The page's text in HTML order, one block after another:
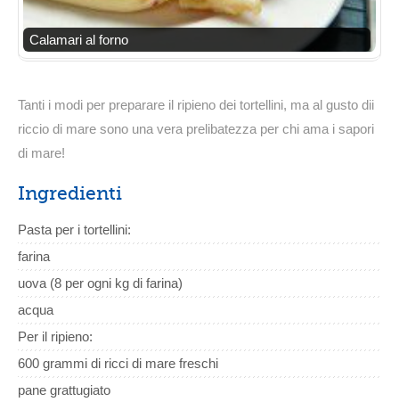
Calamari al forno
Tanti i modi per preparare il ripieno dei tortellini, ma al gusto dii
riccio di mare sono una vera prelibatezza per chi ama i sapori
di mare!
Ingredienti
Pasta per i tortellini:
farina
uova (8 per ogni kg di farina)
acqua
Per il ripieno:
600 grammi di ricci di mare freschi
pane grattugiato